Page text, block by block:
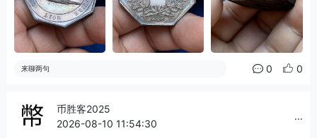
来聊两句 0 0
币胜客2025
2026-08-10 11:54:30
...